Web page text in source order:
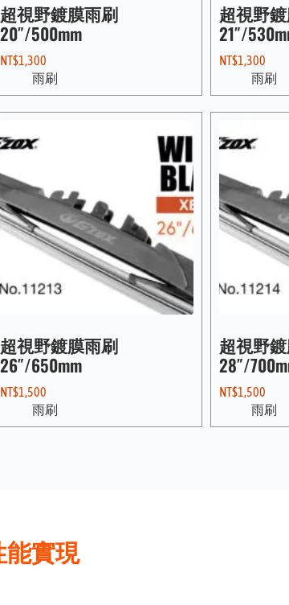
超視野鍍膜雨刷
20″/500mm
NT$1,300
雨刷
超視野
21″/
NT$1,300
雨刷
超視野鍍膜雨刷
26″/650mm
NT$1,500
雨刷
超視野
28″/
NT$1,500
雨刷
實現